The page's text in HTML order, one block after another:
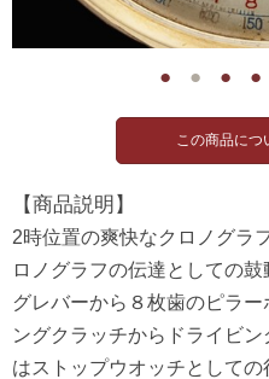
● ● ● ●
【商品説明】
2時位置の爽快なクロノグラ
ロノグラフの伝達としての
グレバーから８枚歯のピラ
ングクラッチからドライビ
はストップウオッチとして